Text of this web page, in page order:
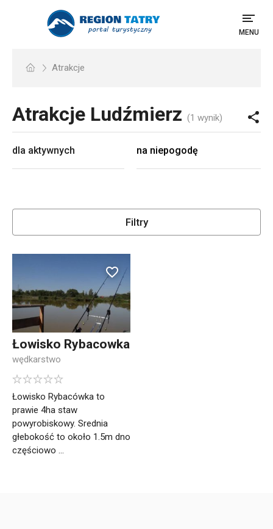
MENU
Atrakcje
Atrakcje Ludźmierz (1 wynik)
dla aktywnych na niepogodę
Filtry
Łowisko Rybacowka
wędkarstwo
Łowisko Rybacówka to
prawie 4ha staw
powyrobiskowy. Srednia
głebokość to około 1.5m dno
częściowo ...